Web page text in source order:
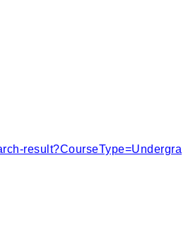
result?CourseType=Undergra